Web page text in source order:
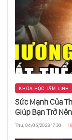
KHOA HỌC TÂM LINH
Sức Mạnh Của
Giúp Bạn Trở
Thu, 04/05/2023 17:30